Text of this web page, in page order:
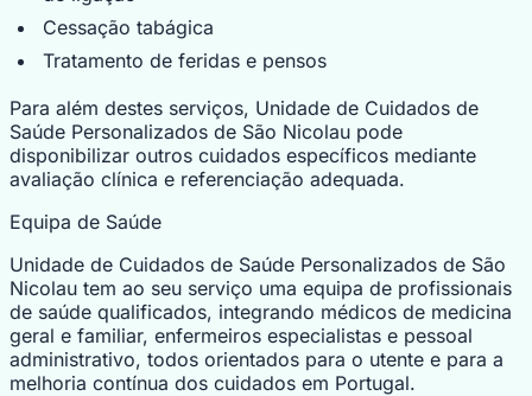
Cessação tabágica
Tratamento de feridas e pensos
Para além destes serviços, Unidade de Cuidados de
Saúde Personalizados de São Nicolau pode
disponibilizar outros cuidados específicos mediante
avaliação clínica e referenciação adequada.
Equipa de Saúde
Unidade de Cuidados de Saúde Personalizados de São
Nicolau tem ao seu serviço uma equipa de profissionais
de saúde qualificados, integrando médicos de medicina
geral e familiar, enfermeiros especialistas e pessoal
administrativo, todos orientados para o utente e para a
melhoria contínua dos cuidados em Portugal.